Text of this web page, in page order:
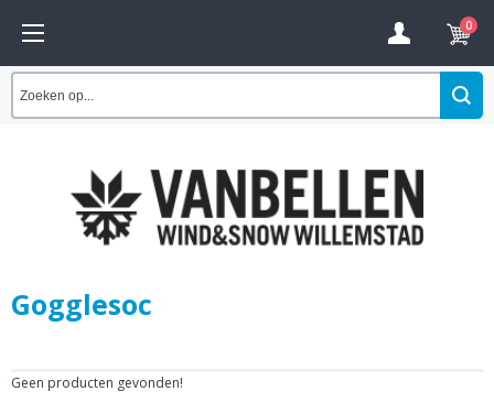
0
Gogglesoc
Geen producten gevonden!